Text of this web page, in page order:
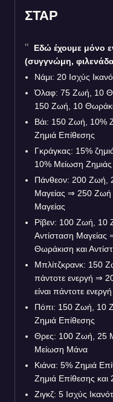
ΣΤΑΡ
Εδώ έχουμε μόνο
(συγγνώμη,
Νάμι: 20 Ισχύς
Όλαφ: 75 Ζωή, 10
150 Ζωή, 10
Βάι: 150 Ζωή, 10%
Ζημιά Επίθεσης
Γκράγκας: 15%
10% Μείωση Ζημιάς
Πάνθεον: 200 Ζωή,
Μαγείας ⇒ 250 Ζωή
Μαγείας
Ρίβεν: 100 Ζωή, 10
Αντίσταση Μαγείας
Θωράκιση και
Μπλίτζκρανκ: 150
πάντοτε ενεργή ⇒
είναι πάντοτε ενεργή
Πόπι: 150 Ζωή, 10
Ζημιά Επίθεσης
Θρες: 100 Ζωή, 25
Μείωση Μάνα
Κιάνα: 5% Ζημιά
Ζημιά Επίθεσης και
Ζιγκζ: 5 Ισχύς